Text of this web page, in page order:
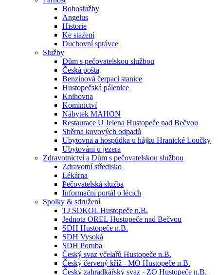
Bohoslužby
Angelus
Historie
Ke stažení
Duchovní správce
Služby
Dům s pečovatelskou službou
Česká pošta
Benzínová čerpací stanice
Hustopečská pálenice
Knihovna
Kominictví
Nábytek MAHON
Restaurace U Jelena Hustopeče nad Bečvou
Sběrna kovových odpadů
Ubytovna a hospůdka u hájku Hranické Loučky
Ubytování u jezera
Zdravotnictví a Dům s pečovatelskou službou
Zdravotní středisko
Lékárna
Pečovatelská služba
Informační portál o lécích
Spolky & sdružení
TJ SOKOL Hustopeče n.B.
Jednota OREL Hustopeče nad Bečvou
SDH Hustopeče n.B.
SDH Vysoká
SDH Poruba
Český svaz včelařů Hustopeče n.B.
Český červený kříž - MO Hustopeče n.B.
Český zahradkářský svaz - ZO Hustopeče n.B.